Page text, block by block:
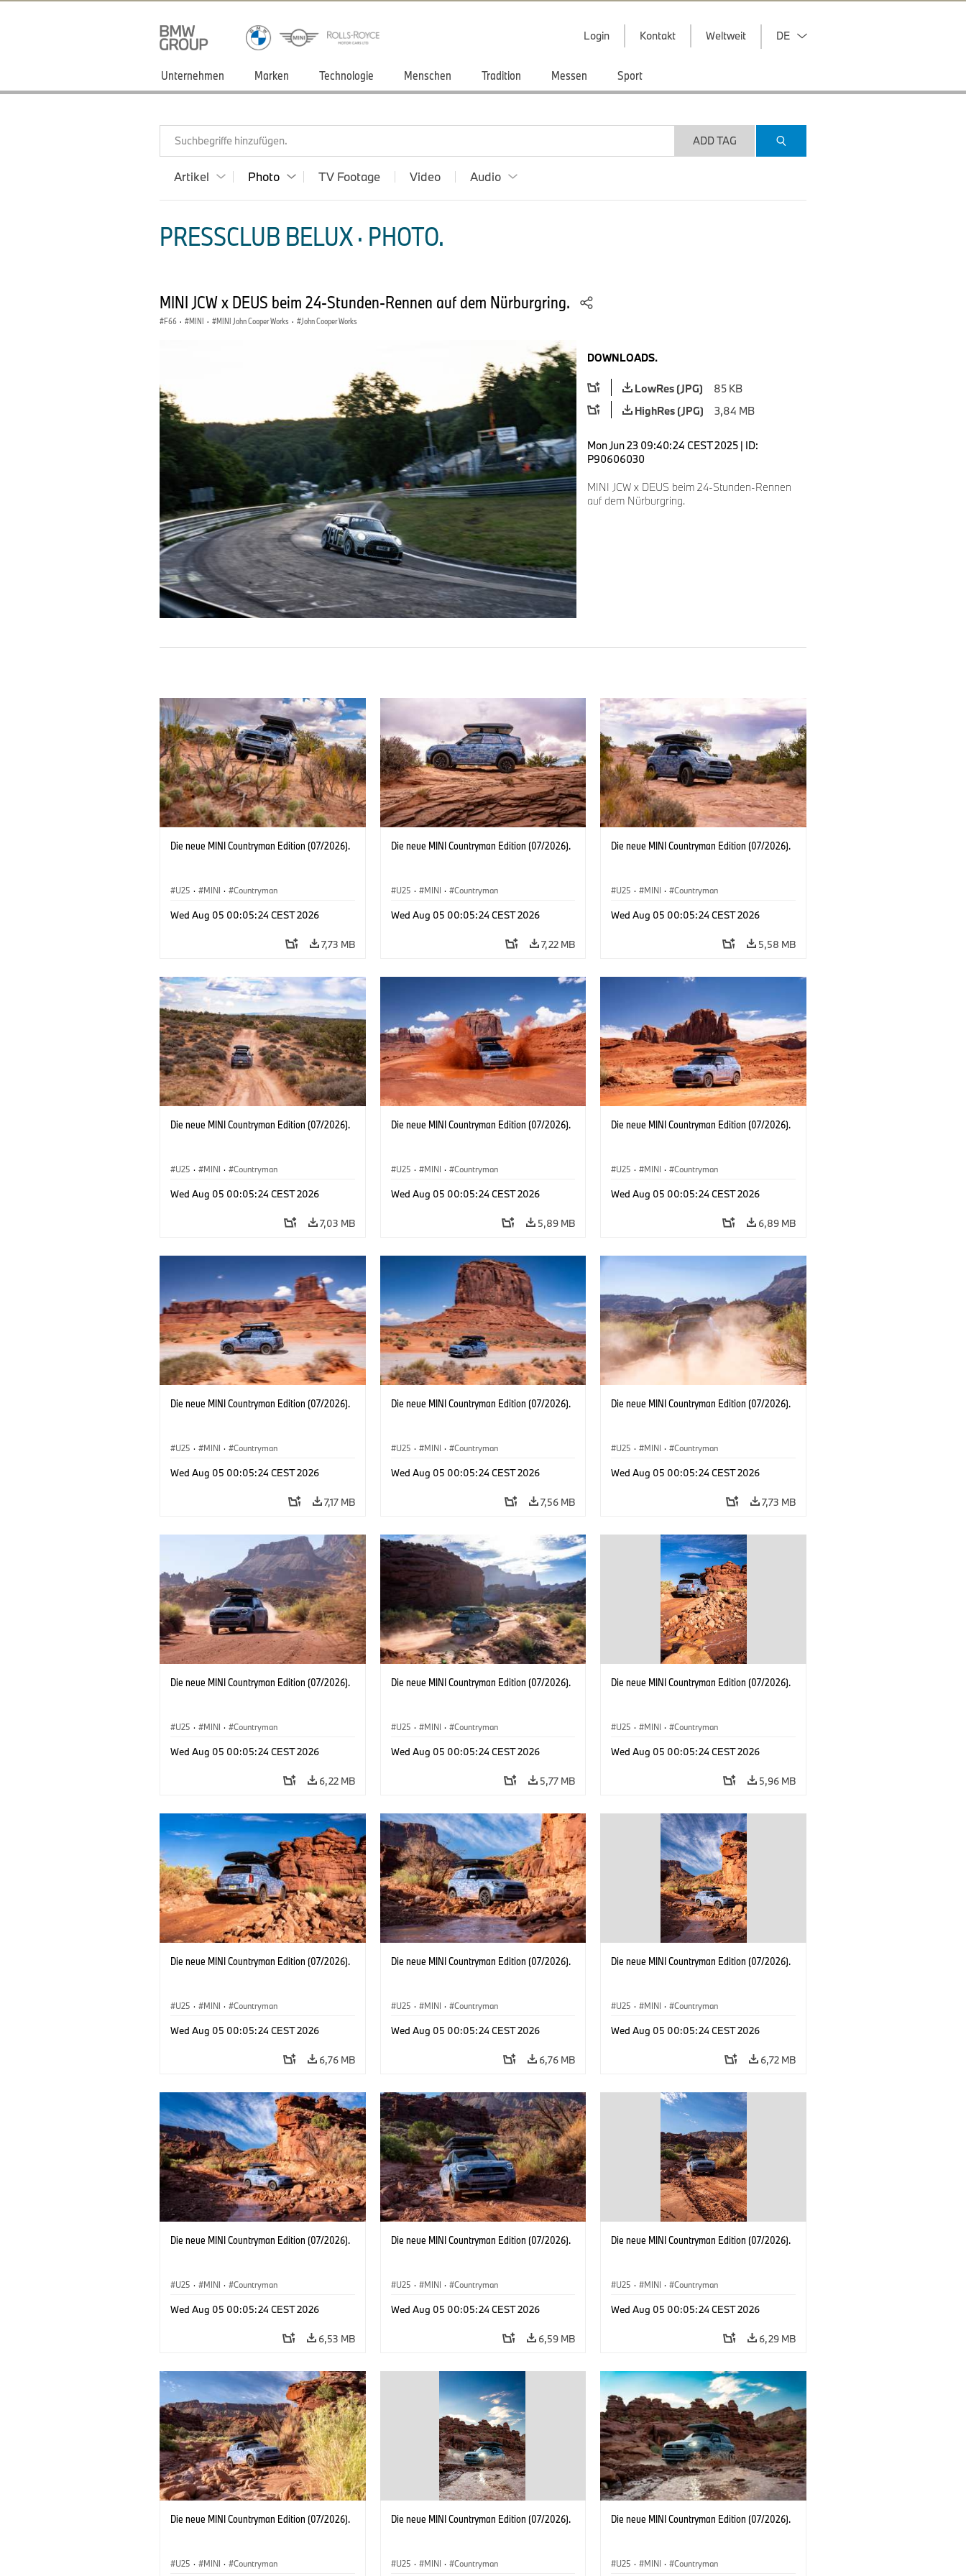
Login Kontakt Weltweit DE
Unternehmen Marken Technologie Menschen Tradition Messen Sport
Suchbegriffe hinzufügen. ADD TAG
Artikel Photo TV Footage Video Audio
PRESSCLUB BELUX · PHOTO.
MINI JCW x DEUS beim 24-Stunden-Rennen auf dem Nürburgring.
F66 · MINI · MINI John Cooper Works · John Cooper Works
DOWNLOADS.
LowRes (JPG)
85 KB
HighRes (JPG)
3,84 MB
Mon Jun 23 09:40:24 CEST 2025 | ID:
P90606030
MINI JCW x DEUS beim 24-Stunden-Rennen
auf dem Nürburgring.
Die neue MINI Countryman Edition (07/2026).
U25 · MINI · Countryman
Wed Aug 05 00:05:24 CEST 2026
7,73 MB
Die neue MINI Countryman Edition (07/2026).
U25 · MINI · Countryman
Wed Aug 05 00:05:24 CEST 2026
7,22 MB
Die neue MINI Countryman Edition (07/2026).
U25 · MINI · Countryman
Wed Aug 05 00:05:24 CEST 2026
5,58 MB
Die neue MINI Countryman Edition (07/2026).
U25 · MINI · Countryman
Wed Aug 05 00:05:24 CEST 2026
7,03 MB
Die neue MINI Countryman Edition (07/2026).
U25 · MINI · Countryman
Wed Aug 05 00:05:24 CEST 2026
5,89 MB
Die neue MINI Countryman Edition (07/2026).
U25 · MINI · Countryman
Wed Aug 05 00:05:24 CEST 2026
6,89 MB
Die neue MINI Countryman Edition (07/2026).
U25 · MINI · Countryman
Wed Aug 05 00:05:24 CEST 2026
7,17 MB
Die neue MINI Countryman Edition (07/2026).
U25 · MINI · Countryman
Wed Aug 05 00:05:24 CEST 2026
7,56 MB
Die neue MINI Countryman Edition (07/2026).
U25 · MINI · Countryman
Wed Aug 05 00:05:24 CEST 2026
7,73 MB
Die neue MINI Countryman Edition (07/2026).
U25 · MINI · Countryman
Wed Aug 05 00:05:24 CEST 2026
6,22 MB
Die neue MINI Countryman Edition (07/2026).
U25 · MINI · Countryman
Wed Aug 05 00:05:24 CEST 2026
5,77 MB
Die neue MINI Countryman Edition (07/2026).
U25 · MINI · Countryman
Wed Aug 05 00:05:24 CEST 2026
5,96 MB
Die neue MINI Countryman Edition (07/2026).
U25 · MINI · Countryman
Wed Aug 05 00:05:24 CEST 2026
6,76 MB
Die neue MINI Countryman Edition (07/2026).
U25 · MINI · Countryman
Wed Aug 05 00:05:24 CEST 2026
6,76 MB
Die neue MINI Countryman Edition (07/2026).
U25 · MINI · Countryman
Wed Aug 05 00:05:24 CEST 2026
6,72 MB
Die neue MINI Countryman Edition (07/2026).
U25 · MINI · Countryman
Wed Aug 05 00:05:24 CEST 2026
6,53 MB
Die neue MINI Countryman Edition (07/2026).
U25 · MINI · Countryman
Wed Aug 05 00:05:24 CEST 2026
6,59 MB
Die neue MINI Countryman Edition (07/2026).
U25 · MINI · Countryman
Wed Aug 05 00:05:24 CEST 2026
6,29 MB
Die neue MINI Countryman Edition (07/2026).
U25 · MINI · Countryman
Die neue MINI Countryman Edition (07/2026).
U25 · MINI · Countryman
Die neue MINI Countryman Edition (07/2026).
U25 · MINI · Countryman